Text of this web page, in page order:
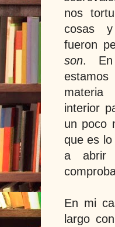
nos
cosas
fueron
son. En
interior
un poco
que es
a abrir
En mi
largo